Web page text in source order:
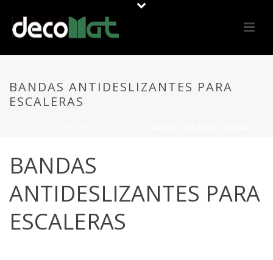
BANDAS ANTIDESLIZANTES PARA
ESCALERAS
BANDAS
ANTIDESLIZANTES PARA
ESCALERAS